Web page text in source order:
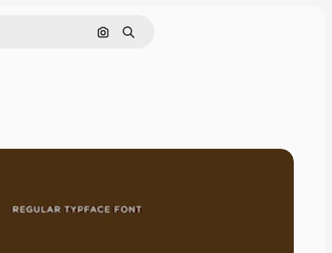
画像で検索
検索